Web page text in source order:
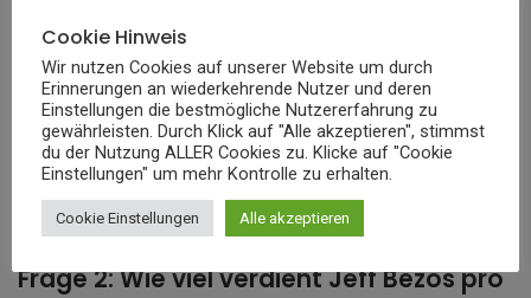
Frage 1: Ist Jeff Bezos der reichste
Mensch der Welt?
Antwort: Ja, laut Forbes ist Jeff Bezos derzeit der reichste
Mensch der Welt.
Frage 2: Wie viel verdient Jeff Bezos pro
Cookie Hinweis
Wir nutzen Cookies auf unserer Website um durch
Erinnerungen an wiederkehrende Nutzer und deren
Einstellungen die bestmögliche Nutzererfahrung zu
gewährleisten. Durch Klick auf "Alle akzeptieren", stimmst
du der Nutzung ALLER Cookies zu. Klicke auf "Cookie
Einstellungen" um mehr Kontrolle zu erhalten.
Cookie Einstellungen Alle akzeptieren